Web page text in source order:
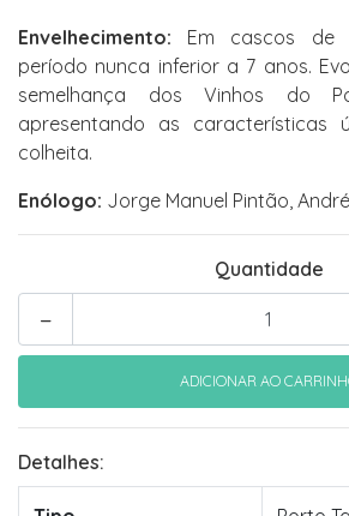
Envelhecimento: Em cascos de
período nunca inferior a 7 anos.
semelhança dos Vinhos do
apresentando as características
colheita.
Enólogo: Jorge Manuel Pintão,
Quantidade
-
Detalhes: